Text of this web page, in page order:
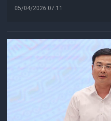
05/04/2026 07:11